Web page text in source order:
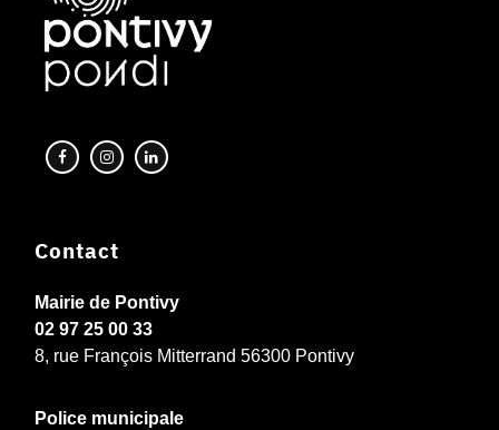
Contact
Mairie de Pontivy
02 97 25 00 33
8, rue François Mitterrand 56300 Pontivy
Police municipale